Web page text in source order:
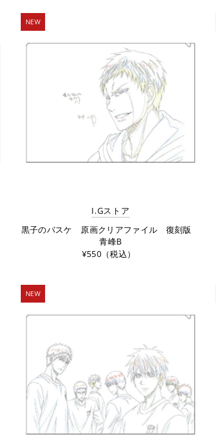
価格の安い順
価格の高い順
古い商品順
新着順
NEW
I.Gストア
黒子のバスケ 原画クリアファイル 復刻版
青峰B
¥550（税込）
NEW